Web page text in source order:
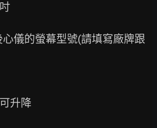
儀的螢幕型號(請填寫廠牌跟
升降